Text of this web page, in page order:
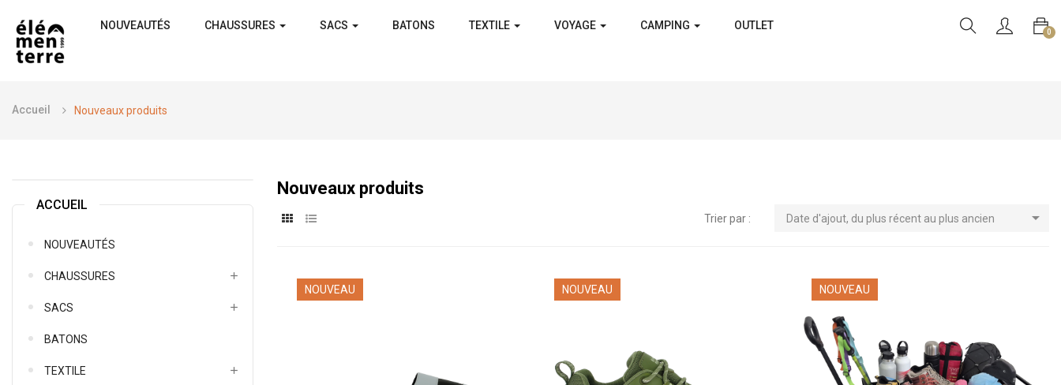
NOUVEAUTÉS CHAUSSURES SACS BATONS TEXTILE VOYAGE CAMPING OUTLET
0
Accueil Nouveaux produits
ACCUEIL
NOUVEAUTÉS
CHAUSSURES
SACS
BATONS
TEXTILE
Nouveaux produits
Trier par : Date d'ajout, du plus récent au plus ancien 
NOUVEAU NOUVEAU NOUVEAU